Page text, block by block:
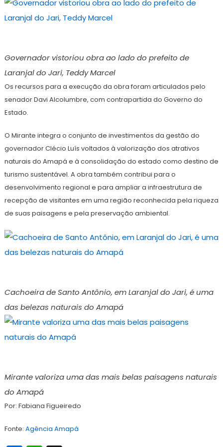
Governador vistoriou obra ao lado do prefeito de
Laranjal do Jari, Teddy Marcel
Os recursos para a execução da obra foram articulados pelo
senador Davi Alcolumbre, com contrapartida do Governo do
Estado.
O Mirante integra o conjunto de investimentos da gestão do
governador Clécio Luís voltados à valorização dos atrativos
naturais do Amapá e à consolidação do estado como destino de
turismo sustentável. A obra também contribui para o
desenvolvimento regional e para ampliar a infraestrutura de
recepção de visitantes em uma região reconhecida pela riqueza
de suas paisagens e pela preservação ambiental.
Cachoeira de Santo Antônio, em Laranjal do Jari, é uma
das belezas naturais do Amapá
Mirante valoriza uma das mais belas paisagens naturais
do Amapá
Por: Fabiana Figueiredo
Fonte: Agência Amapá